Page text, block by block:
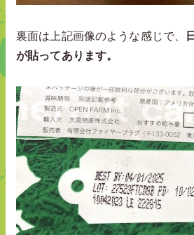
裏面は上記画像のような感じで、
が貼ってあります。